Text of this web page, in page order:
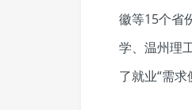
徽等15个省
学、温州理
了就业“需求